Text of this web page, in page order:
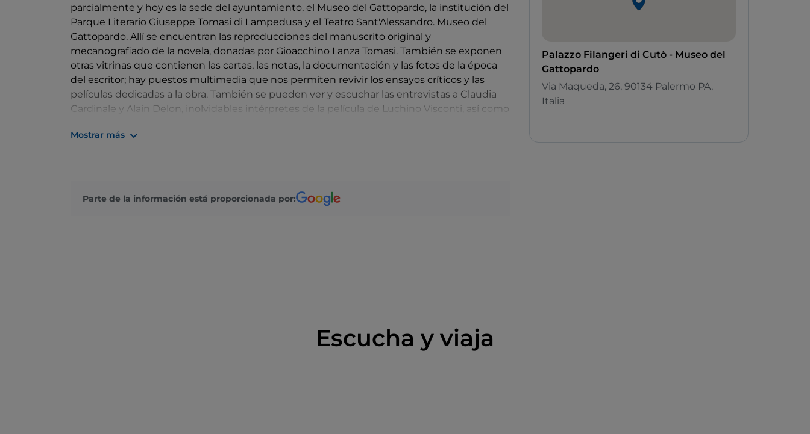
parcialmente y hoy es la sede del ayuntamiento, el Museo del Gattopardo, la institución del
Parque Literario Giuseppe Tomasi di Lampedusa y el Teatro Sant'Alessandro. Museo del
Gattopardo. Allí se encuentran las reproducciones del manuscrito original y
mecanografiado de la novela, donadas por Gioacchino Lanza Tomasi. También se exponen
otras vitrinas que contienen las cartas, las notas, la documentación y las fotos de la época
del escritor; hay puestos multimedia que nos permiten revivir los ensayos críticos y las
películas dedicadas a la obra. También se pueden ver y escuchar las entrevistas a Claudia
Cardinale y Alain Delon, inolvidables intérpretes de la película de Luchino Visconti, así como
borradores y correcciones, hasta el formato final. También hay una representación, a través
Mostrar más
Parte de la información está proporcionada por:
Palazzo Filangeri di Cutò - Museo del
Gattopardo
Via Maqueda, 26, 90134 Palermo PA,
Italia
Escucha y viaja